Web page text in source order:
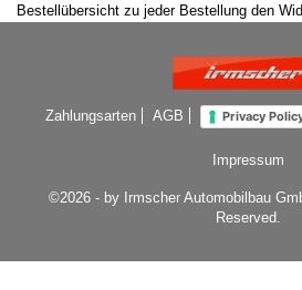
Bestellübersicht zu jeder Bestellung den
Zahlungsarten AGB Privacy
Impressum
©2026 - by Irmscher Automobilbau
Reserved.